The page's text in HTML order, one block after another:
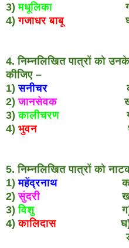
3)मधूलिका
4)गजाधर बाबू घ) चीफ़
4. निम्नलिखित पात्रों को
कीजिए –
1)सनीचर
2)जानसेवक
3)कालीचरण
4) भुवन
ङ)
5. निम्नलिखित पात्रों को
1)महेंद्रनाथ
2)सुंदरी
3)विशु
4)कालिदास
ङ) मादा